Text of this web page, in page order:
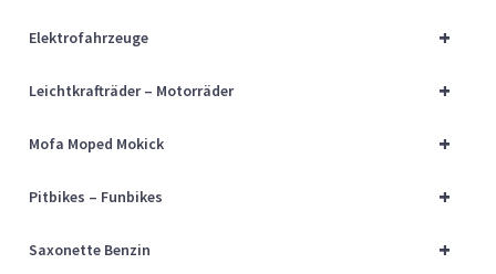
+
Elektrofahrzeuge
+
Leichtkrafträder – Motorräder
+
Mofa Moped Mokick
+
Pitbikes – Funbikes
+
Saxonette Benzin